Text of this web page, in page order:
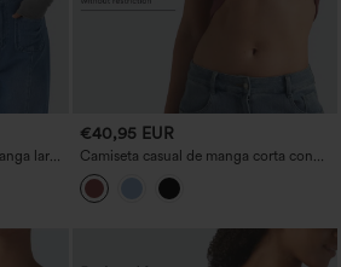
larga
-
€40,95 EUR
Camiseta casual de manga corta con
escote redondo y sujetador integrado,
copas B-DD